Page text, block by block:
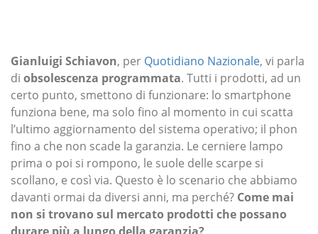
Gianluigi Schiavon, per Quotidiano Nazionale, vi parla
di obsolescenza programmata. Tutti i prodotti, ad un
certo punto, smettono di funzionare: lo smartphone
funziona bene, ma solo fino al momento in cui scatta
l’ultimo aggiornamento del sistema operativo; il phon
fino a che non scade la garanzia. Le cerniere lampo
prima o poi si rompono, le suole delle scarpe si
scollano, e così via. Questo è lo scenario che abbiamo
davanti ormai da diversi anni, ma perché? Come mai
non si trovano sul mercato prodotti che possano